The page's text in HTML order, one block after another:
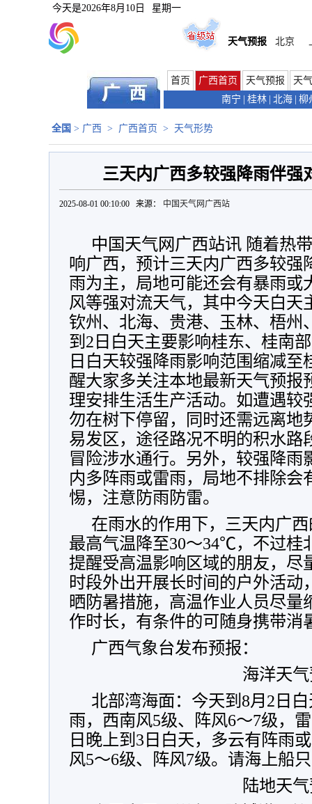
今天是2026年8月10日 星期一
天气预报 北京
首页 广西首页 天气预报
天
南宁
桂林 北海 柳
全国 > 广西 > 广西首页 > 天气形势
三天内广西多较强降雨伴强
2025-08-01 00:10:00 来源： 中国天气网广西站
中国天气网广西站讯 随着热
响广西，预计三天内广西多较强
雨为主，局地可能还会有暴雨或
风等强对流天气，其中今天白天
钦州、北海、贵港、玉林、梧州
到2日白天主要影响桂东、桂南
日白天较强降雨影响范围缩减
醒大家多关注本地最新天气预报
理安排生活生产活动。如遭遇较
勿在树下停留，同时还需远离地
易发区，途径路况不明的积水路
冒险涉水通行。另外，较强降雨
内多阵雨或雷雨，局地不排除会
惕，注意防雨防雷。
在雨水的作用下，三天内广
最高气温降至30～34℃，不过桂
提醒受高温影响区域的朋友，尽
时段外出开展长时间的户外活动
晒防暑措施，高温作业人员尽量
作时长，有条件的可随身携带消
广西气象台发布预报：
海洋天
北部湾海面：今天到8月2日
雨，西南风5级、阵风6～7级，
日晚上到3日白天，多云有阵雨
风5～6级、阵风7级。请海上船
陆地天